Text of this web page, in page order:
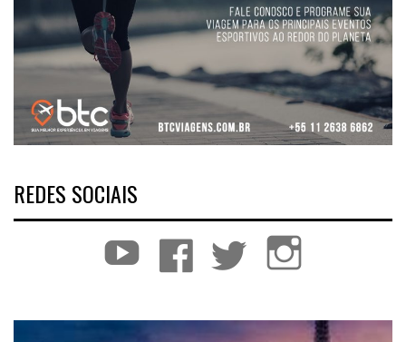
REDES SOCIAIS
YouTube Facebook Twitter